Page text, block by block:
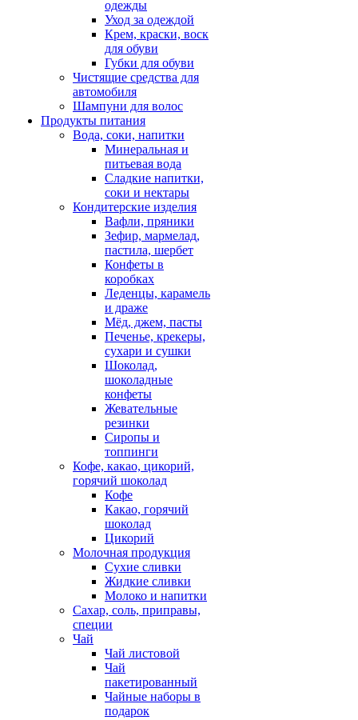
одежды
Уход за одеждой
Крем, краски, воск
для обуви
Губки для обуви
Чистящие средства для
автомобиля
Шампуни для волос
Продукты питания
Вода, соки, напитки
Минеральная и
питьевая вода
Сладкие напитки,
соки и нектары
Кондитерские изделия
Вафли, пряники
Зефир, мармелад,
пастила, шербет
Конфеты в
коробках
Леденцы, карамель
и драже
Мёд, джем, пасты
Печенье, крекеры,
сухари и сушки
Шоколад,
шоколадные
конфеты
Жевательные
резинки
Сиропы и
топпинги
Кофе, какао, цикорий,
горячий шоколад
Кофе
Какао, горячий
шоколад
Цикорий
Молочная продукция
Сухие сливки
Жидкие сливки
Молоко и напитки
Сахар, соль, приправы,
специи
Чай
Чай листовой
Чай
пакетированный
Чайные наборы в
подарок